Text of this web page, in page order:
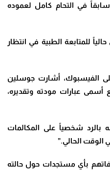
في التحام كامل لعموده
للمتابعة الطبية في انتظار
الفيسبوك، أشارت جوسلين
أسمى عبارات مودته وتقديره،
شخصياً على المكالمات
الوقت الحالي.”
بأي مستجدات حول حالته